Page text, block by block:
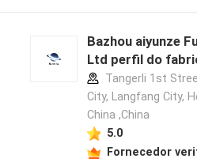
Bazhou aiyunze
Ltd perfil do
Tangerli 1st
City, Langfang City,
China ,China
5.0
Fornecedor